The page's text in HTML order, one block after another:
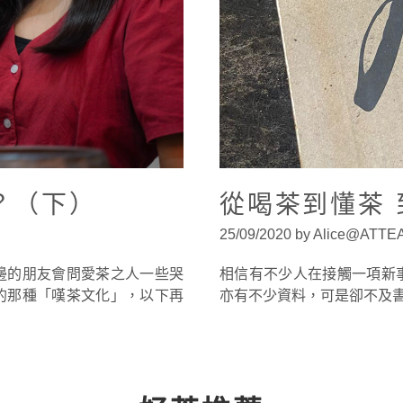
下）
的朋友會問愛茶之人一些哭
那種「嘆茶文化」，以下再
從喝茶到懂茶
25/09/2020 by
相信有不少人在接觸一項新
亦有不少資料，可是卻不及